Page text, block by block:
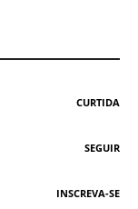
CURTIDA
SEGUIR
INSCREVA-SE